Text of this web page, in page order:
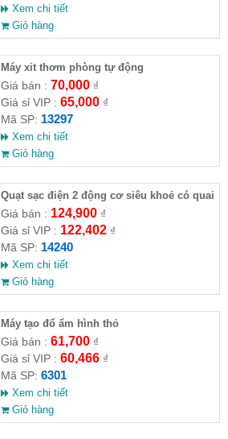
Xem chi tiết
Giỏ hàng
Máy xit thơm phòng tự động
Giá bán : 70,000₫
Giá sỉ VIP : 65,000₫
Mã SP: 13297
Xem chi tiết
Giỏ hàng
Quạt sạc điện 2 động cơ siêu khoẻ có quai
xách
Giá bán : 124,900₫
Giá sỉ VIP : 122,402₫
Mã SP: 14240
Xem chi tiết
Giỏ hàng
Máy tạo đổ ẩm hình thỏ
Giá bán : 61,700₫
Giá sỉ VIP : 60,466₫
Mã SP: 6301
Xem chi tiết
Giỏ hàng